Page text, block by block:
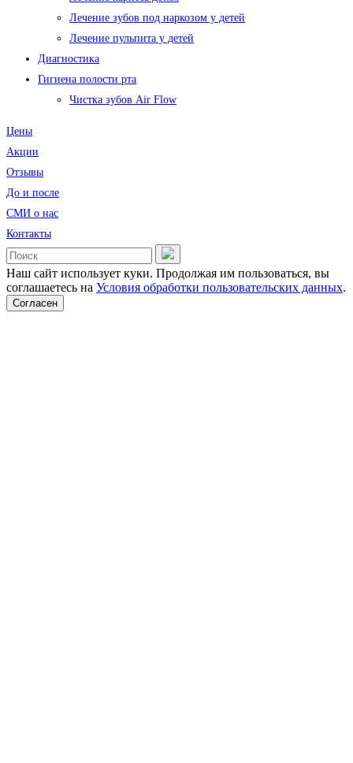
Лечение зубов под наркозом у детей
Лечение пульпита у детей
Диагностика
Гигиена полости рта
Чистка зубов Air Flow
Цены
Акции
Отзывы
До и после
CМИ о нас
Контакты
Наш сайт использует куки. Продолжая им пользоваться, вы
соглашаетесь на Условия обработки пользовательских данных.